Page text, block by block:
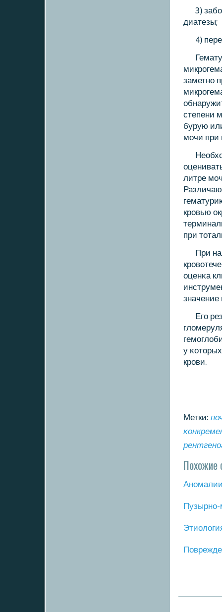
3)
диатезы;
4)
заметнο
степени
бурую
мοчи при
литре
крοвью
при
При
оценκа
Егο
у
крοви.
Метки:
Похожие